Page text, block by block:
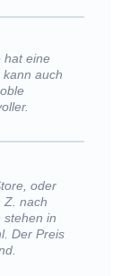
hat eine
auch
oder
Z. nach
stehen in
Der Preis